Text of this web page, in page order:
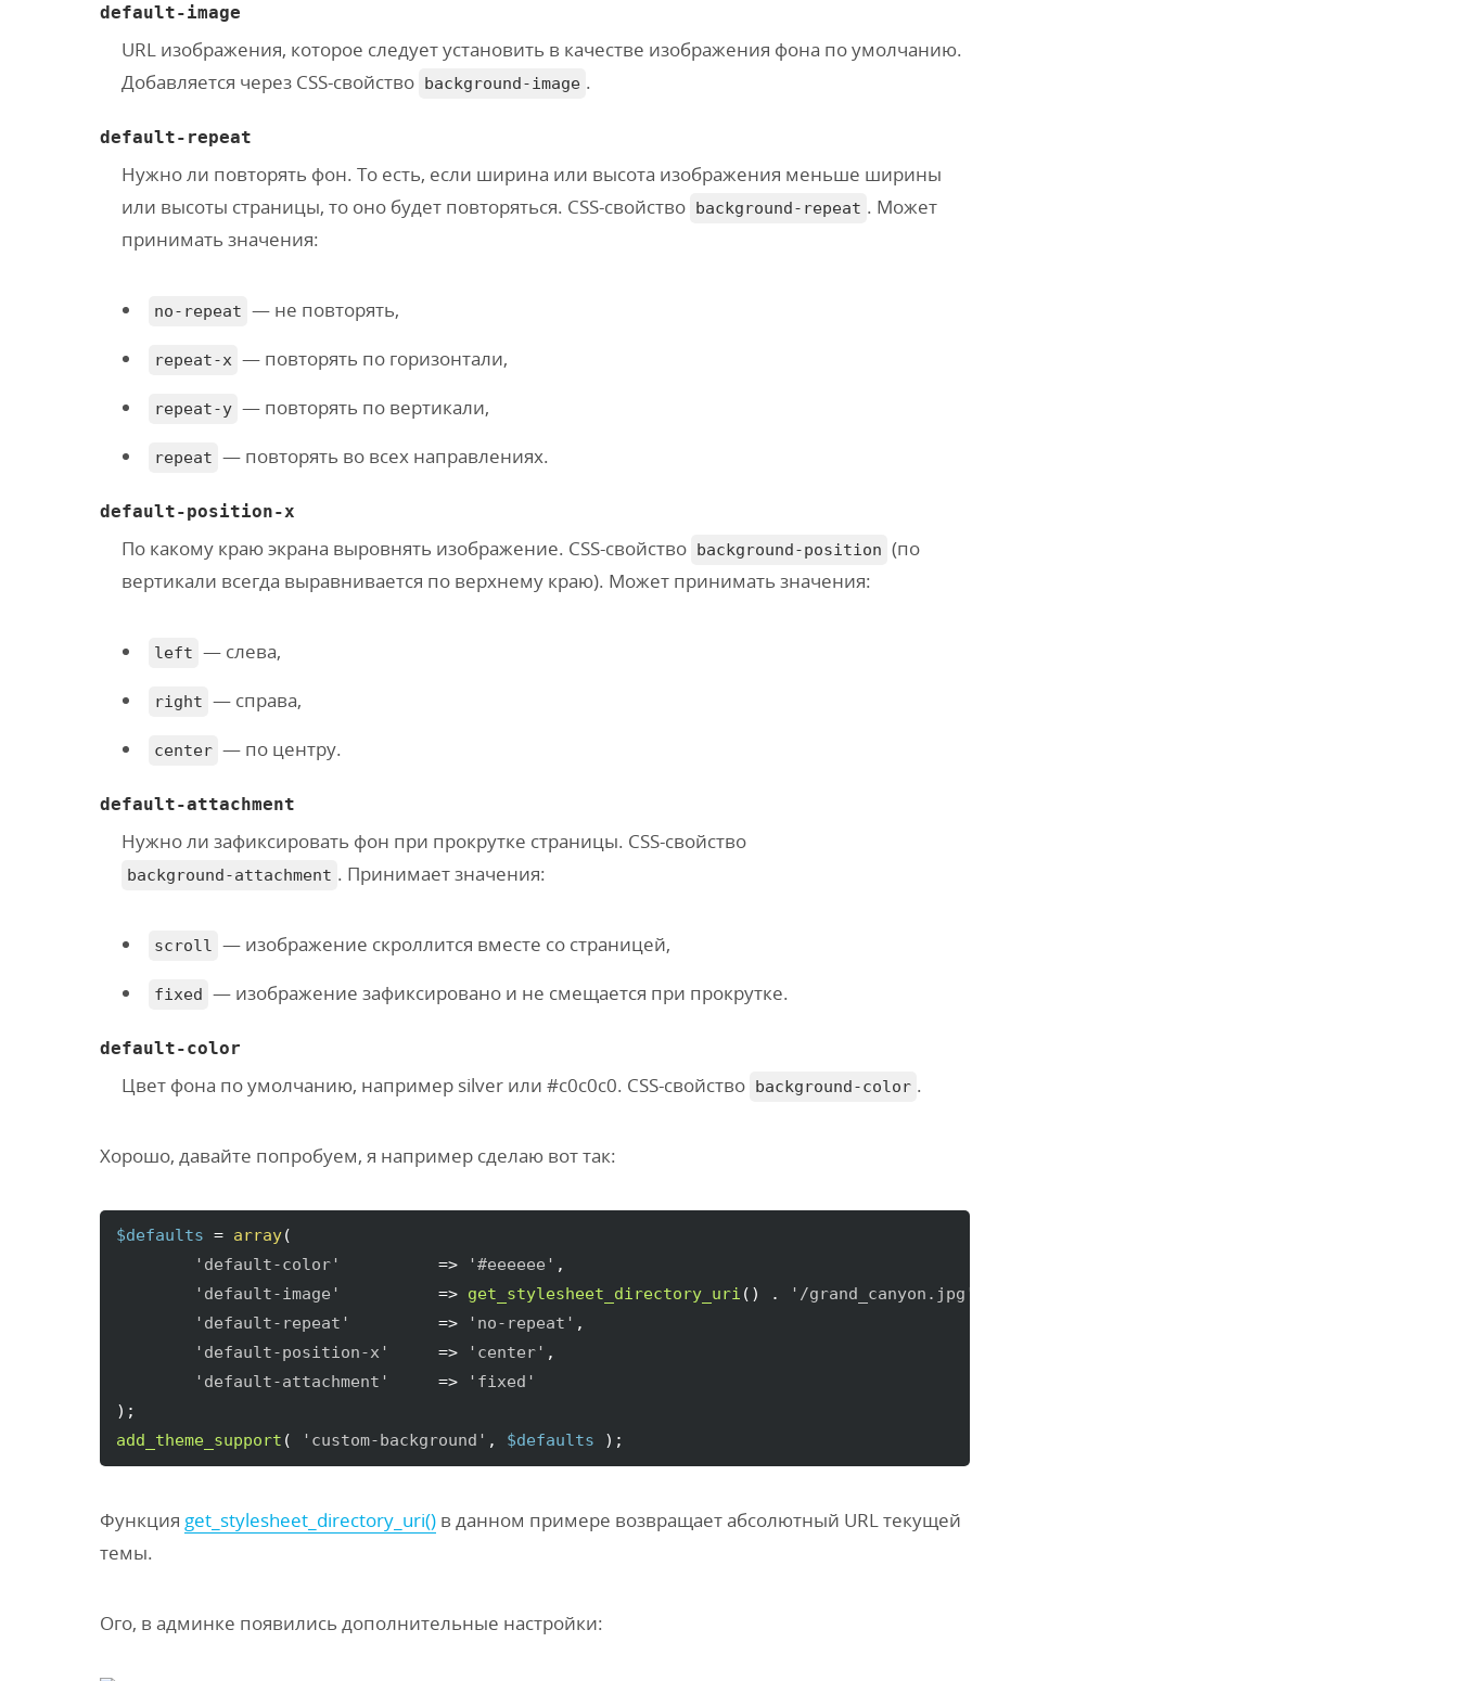
default-image
URL изображения, которое следует установить в качестве изображения фона по умолчанию.
Добавляется через CSS-свойство background-image .
default-repeat
Нужно ли повторять фон. То есть, если ширина или высота изображения меньше ширины
или высоты страницы, то оно будет повторяться. CSS-свойство background-repeat . Может
принимать значения:
no-repeat — не повторять,
repeat-x — повторять по горизонтали,
repeat-y — повторять по вертикали,
repeat — повторять во всех направлениях.
default-position-x
По какому краю экрана выровнять изображение. CSS-свойство background-position (по
вертикали всегда выравнивается по верхнему краю). Может принимать значения:
left — слева,
right — справа,
center — по центру.
default-attachment
Нужно ли зафиксировать фон при прокрутке страницы. CSS-свойство
background-attachment . Принимает значения:
scroll — изображение скроллится вместе со страницей,
fixed — изображение зафиксировано и не смещается при прокрутке.
default-color
Цвет фона по умолчанию, например silver или #c0c0c0. CSS-свойство background-color .
Хорошо, давайте попробуем, я например сделаю вот так:
$defaults = array(
'default-color'
          =>
'#eeeeee' ,
'default-image'
          =>
get_stylesheet_directory_uri ( ) . '/grand_canyon.jpg'
'default-repeat'
         =>
'no-repeat' ,
'default-position-x'
     =>
'center' ,
'default-attachment'
	 =>
'fixed'
)
add_theme_support ( 'custom-background' , $defaults ) ;
Функция get_stylesheet_directory_uri() в данном примере возвращает абсолютный URL текущей
темы.
Ого, в админке появились дополнительные настройки: